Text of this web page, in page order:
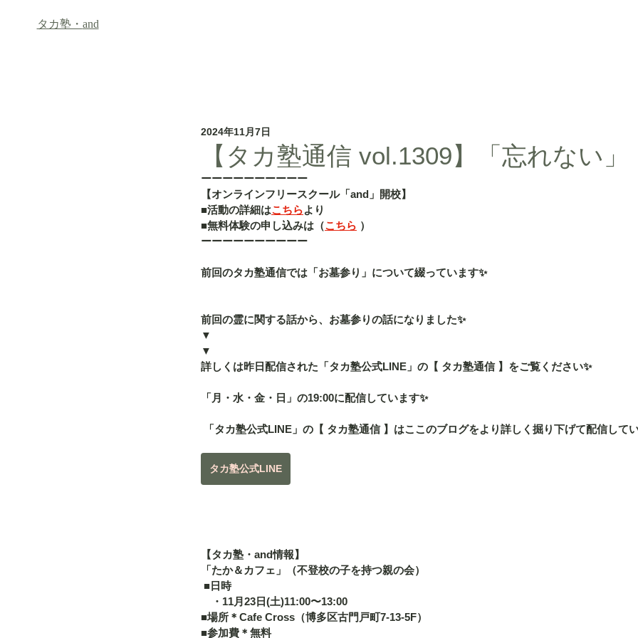
タカ塾・ and
【タカ塾通信 vol.1309】「忘れない」
2024年11月7日
ーーーーーーーーーー
【オンラインフリースクール「and」開校】
■活動の詳細はこちらより
■無料体験の申し込みは（こちら ）
ーーーーーーーーーー
前回のタカ塾通信では「お墓参り」について綴っています✨
前回の霊に関する話から、お墓参りの話になりました✨
▼
▼
詳しくは昨日配信された「タカ塾公式LINE」の【 タカ塾通信 】をご覧ください✨
「月・水・金・日」の19:00に配信しています✨
「タカ塾公式LINE」の【 タカ塾通信 】はここのブログをより詳しく掘り下げて配信して
タカ塾公式LINE
【タカ塾・and情報】
「たか＆カフェ」（不登校の子を持つ親の会）
■日時
・11月23日(土)11:00〜13:00
■場所＊Cafe Cross（博多区古門戸町7-13-5F）
■参加費＊無料